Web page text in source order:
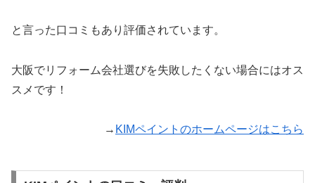
と言った口コミもあり評価されています。
大阪でリフォーム会社選びを失敗したくない場合にはオス
スメです！
→ KIMペイントのホームページはこちら